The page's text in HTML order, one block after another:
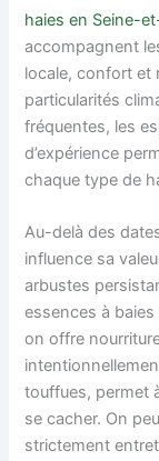
haies en Seine-
accompagnent
locale, confort et
particularités
fréquentes, les
d’expérience
chaque type de
Au-delà des
influence sa
arbustes
essences à
on offre
touffues, permet
se cacher. On
strictement